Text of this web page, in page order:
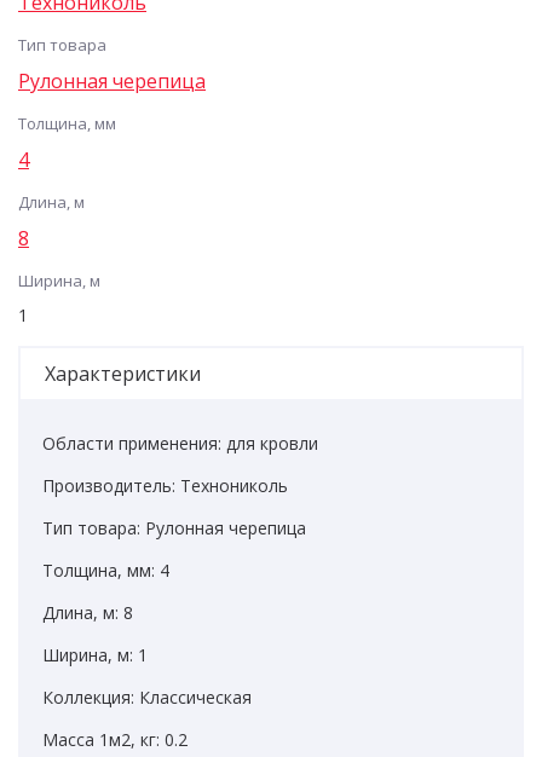
Тип товара
Рулонная черепица
Толщина, мм
4
Длина, м
8
Ширина, м
1
Характеристики
Области применения: для кровли
Производитель: Технониколь
Тип товара: Рулонная черепица
Толщина, мм: 4
Длина, м: 8
Ширина, м: 1
Коллекция: Классическая
Масса 1м2, кг: 0.2